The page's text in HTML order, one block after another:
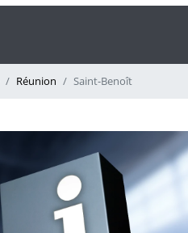
Réunion Saint-Benoît